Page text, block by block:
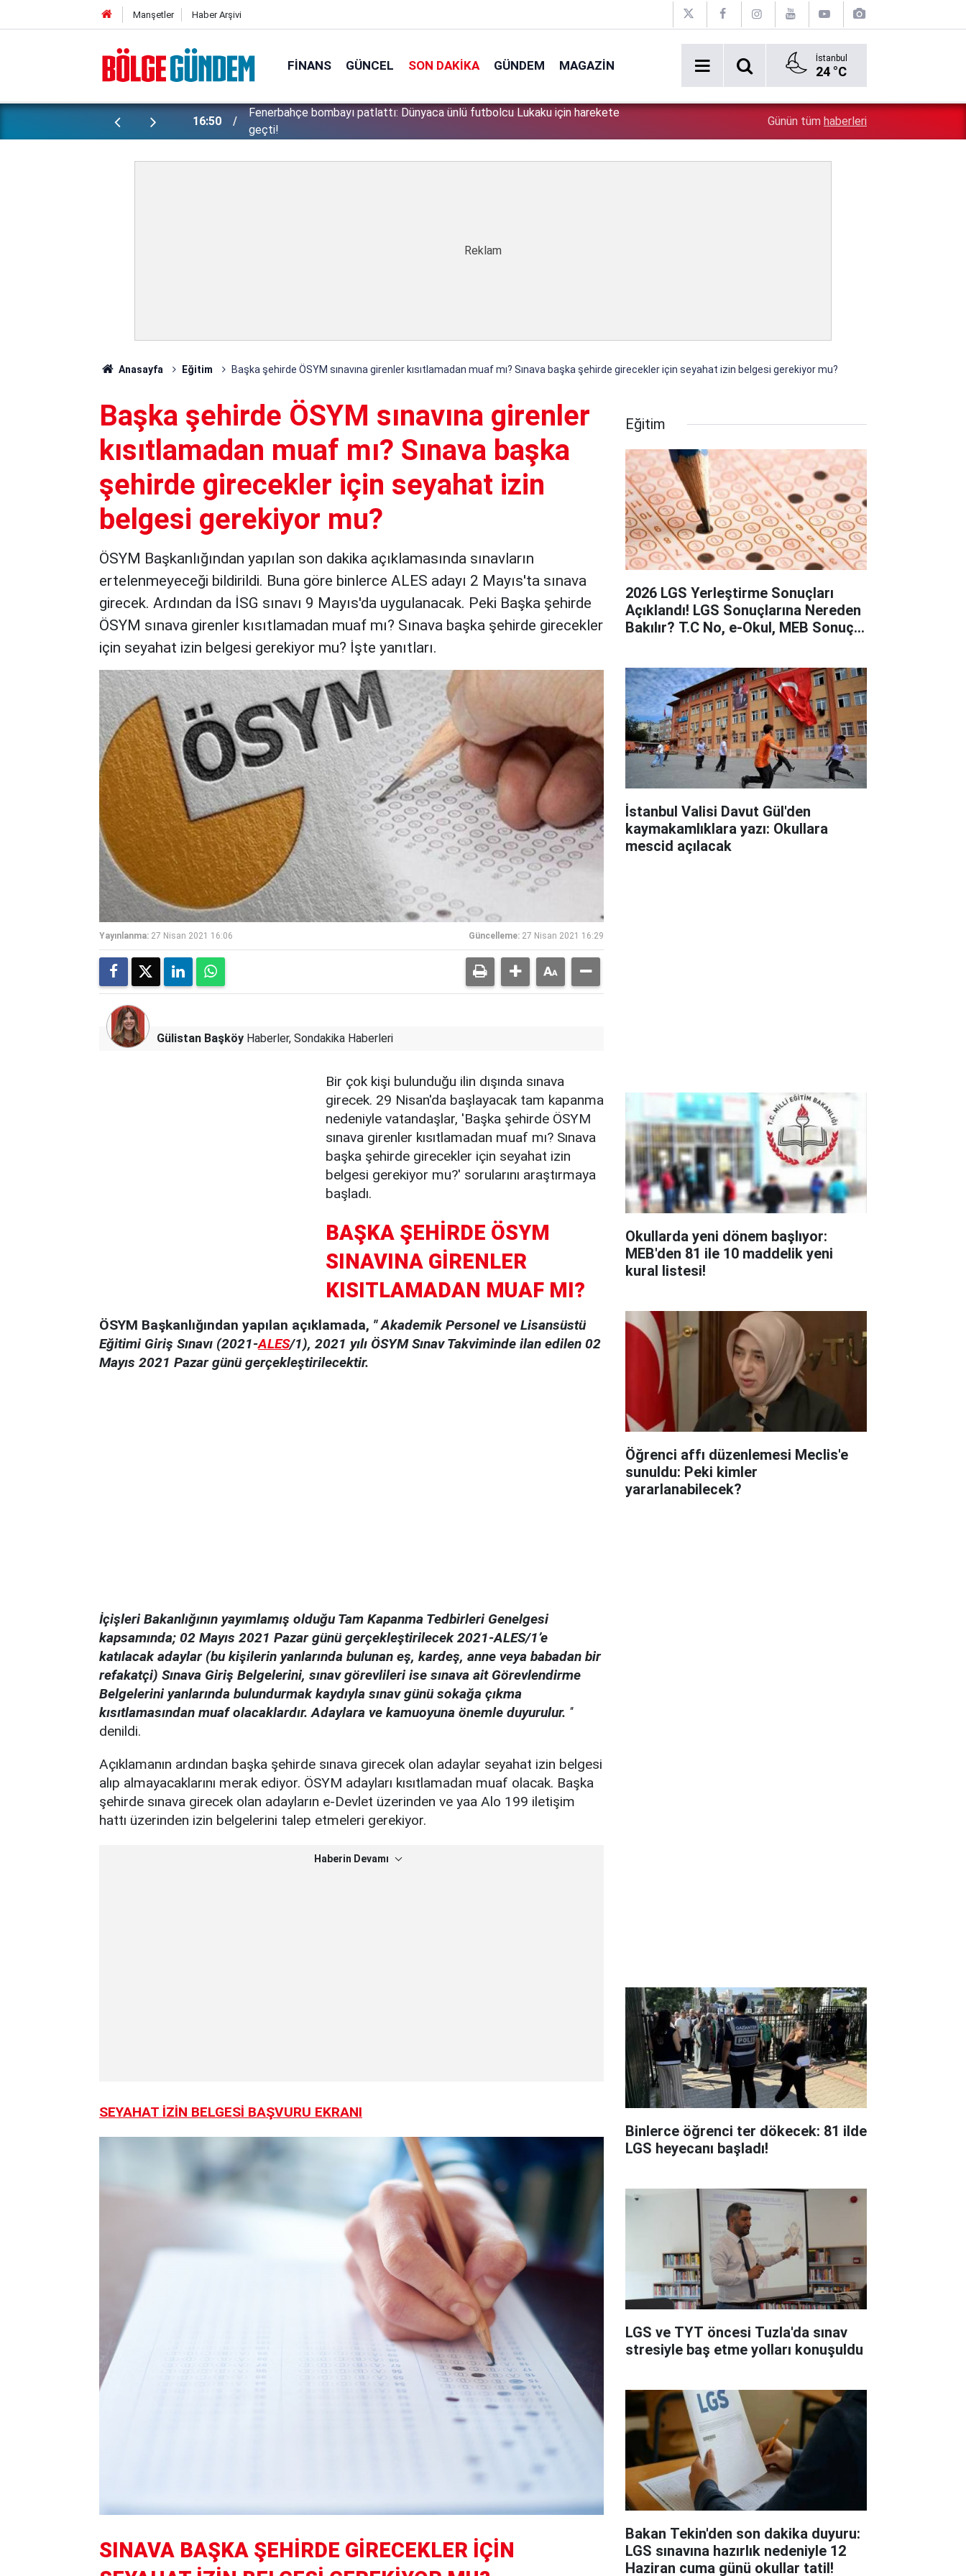
Manşetler Haber Arşivi
FINANS GÜNCEL SON DAKIKA GÜNDEM MAGAZIN İstanbul
24 °C
ünlü futbolcu Lukaku için harekete
15:37
Konuşanlar'da söyledikleri başını derde soktu: Peşine düşen emniyet Özbek
kadını gözaltına aldı!
Çin'in gözü doymuyor: Altın rezervleri doldu taştı!
Günün tüm haberleri
Anasayfa Eğitim Başka şehirde ÖSYM sınavına girenler kısıtlamadan muaf mı? Sınava başka şehirde girecekler için seyahat izin belgesi gerekiyor mu?
Başka şehirde ÖSYM sınavına girenler
kısıtlamadan muaf mı? Sınava başka
şehirde girecekler için seyahat izin
belgesi gerekiyor mu?
ÖSYM Başkanlığından yapılan son dakika açıklamasında sınavların
ertelenmeyeceği bildirildi. Buna göre binlerce ALES adayı 2 Mayıs'ta sınava
girecek. Ardından da İSG sınavı 9 Mayıs'da uygulanacak. Peki Başka şehirde
ÖSYM sınava girenler kısıtlamadan muaf mı? Sınava başka şehirde girecekler
için seyahat izin belgesi gerekiyor mu? İşte yanıtları.
Yayınlanma: 27 Nisan 2021 16:06 Güncelleme: 27 Nisan 2021 16:29
Gülistan Başköy Haberler, Sondakika Haberleri
Bir çok kişi bulunduğu ilin dışında sınava
girecek. 29 Nisan'da başlayacak tam kapanma
nedeniyle vatandaşlar, 'Başka şehirde ÖSYM
sınava girenler kısıtlamadan muaf mı? Sınava
başka şehirde girecekler için seyahat izin
belgesi gerekiyor mu?' sorularını araştırmaya
başladı.
BAŞKA ŞEHİRDE ÖSYM
SINAVINA GİRENLER
KISITLAMADAN MUAF MI?
ÖSYM Başkanlığından yapılan açıklamada, '' Akademik Personel ve Lisansüstü
Eğitimi Giriş Sınavı (2021-ALES/1), 2021 yılı ÖSYM Sınav Takviminde ilan edilen 02
Mayıs 2021 Pazar günü gerçekleştirilecektir.
İçişleri Bakanlığının yayımlamış olduğu Tam Kapanma Tedbirleri Genelgesi
kapsamında; 02 Mayıs 2021 Pazar günü gerçekleştirilecek 2021-ALES/1’e
katılacak adaylar (bu kişilerin yanlarında bulunan eş, kardeş, anne veya babadan bir
refakatçi) Sınava Giriş Belgelerini, sınav görevlileri ise sınava ait Görevlendirme
Belgelerini yanlarında bulundurmak kaydıyla sınav günü sokağa çıkma
kısıtlamasından muaf olacaklardır.Adaylara ve kamuoyuna önemle duyurulur. ''
denildi.
Açıklamanın ardından başka şehirde sınava girecek olan adaylar seyahat izin belgesi
alıp almayacaklarını merak ediyor. ÖSYM adayları kısıtlamadan muaf olacak. Başka
şehirde sınava girecek olan adayların e-Devlet üzerinden ve yaa Alo 199 iletişim
hattı üzerinden izin belgelerini talep etmeleri gerekiyor.
Haberin Devamı
SEYAHAT İZİN BELGESİ BAŞVURU EKRANI
SINAVA BAŞKA ŞEHİRDE GİRECEKLER İÇİN
Eğitim
2026 LGS Yerleştirme Sonuçları
Açıklandı! LGS Sonuçlarına Nereden
Bakılır? T.C No, e-Okul, MEB Sonuç
İstanbul Valisi Davut Gül'den
kaymakamlıklara yazı: Okullara
mescid açılacak
Okullarda yeni dönem başlıyor:
MEB'den 81 ile 10 maddelik yeni
kural listesi!
Öğrenci affı düzenlemesi Meclis'e
sunuldu: Peki kimler
yararlanabilecek?
Binlerce öğrenci ter dökecek: 81 ilde
LGS heyecanı başladı!
LGS ve TYT öncesi Tuzla'da sınav
stresiyle baş etme yolları konuşuldu
Bakan Tekin'den son dakika duyuru:
LGS sınavına hazırlık nedeniyle 12
Haziran cuma günü okullar tatil!